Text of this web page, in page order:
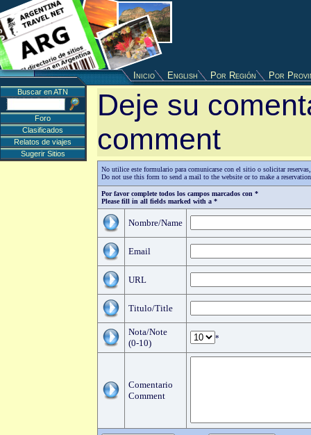
Inicio English Por Región Por
Deje su
comment
No utilice este formulario para comunicarse con el sitio o solicitar
Do not use this form to send a mail to the website or to make a
Por favor complete todos los campos marcados con *
Please fill in all fields marked with a *
Nombre/Name
Email
URL
Titulo/Title
Nota/Note
(0-10)
*
Comentario
Comment
Buscar en ATN
Foro
Clasificados
Relatos de viajes
Sugerir Sitios